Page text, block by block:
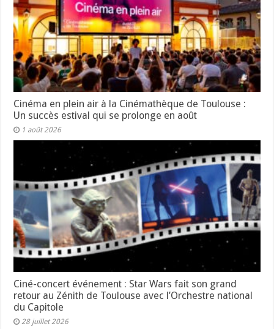
Cinéma en plein air à la Cinémathèque de Toulouse :
Un succès estival qui se prolonge en août
1 août 2026
Ciné-concert événement : Star Wars fait son grand
retour au Zénith de Toulouse avec l’Orchestre national
du Capitole
28 juillet 2026